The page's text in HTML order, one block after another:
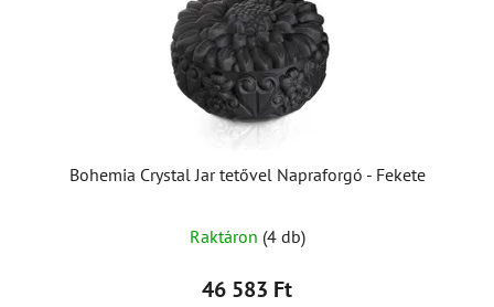
Bohemia Crystal Jar tetővel Napraforgó - Fekete
Raktáron (4 db)
46 583 Ft